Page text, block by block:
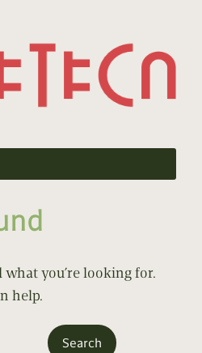
what you’re looking for.
help.